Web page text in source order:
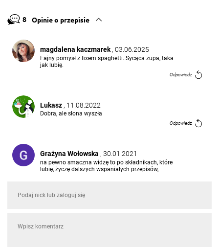
8 Opinie o przepisie
magdalena kaczmarek, 03.06.2025
Fajny pomysł z fixem spaghetti. Sycąca zupa, taka
jak lubię.
Odpowiedz
Lukasz , 11.08.2022
Dobra, ale słona wyszła
Odpowiedz
Grażyna Wołowska , 30.01.2021
na pewno smaczna widzę to po składnikach, które
lubię, życzę dalszych wspaniałych przepisów,
naprawdę dobra i sycąca zupa